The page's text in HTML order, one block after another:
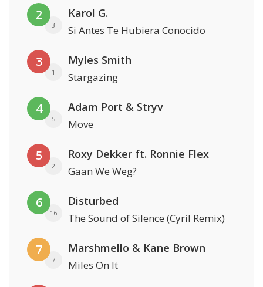
2
3
Karol G.
Si Antes Te Hubiera Conocido
3
1
Myles Smith
Stargazing
4
5
Adam Port & Stryv
Move
5
2
Roxy Dekker ft. Ronnie Flex
Gaan We Weg?
6
16
Disturbed
The Sound of Silence (Cyril Remix)
7
7
Marshmello & Kane Brown
Miles On It